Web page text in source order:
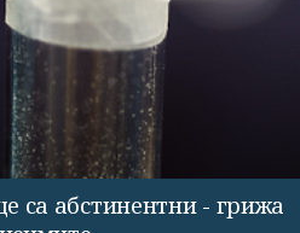
са абстинентни - грижа